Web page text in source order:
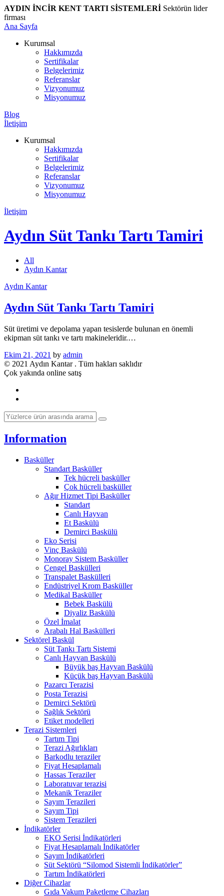
AYDIN İNCİR KENT TARTI SİSTEMLERİ Sektörün lider
firması
Ana Sayfa
Kurumsal
Hakkımızda
Sertifikalar
Belgelerimiz
Referanslar
Vizyonumuz
Misyonumuz
Blog
İletişim
Kurumsal
Hakkımızda
Sertifikalar
Belgelerimiz
Referanslar
Vizyonumuz
Misyonumuz
İletişim
Aydın Süt Tankı Tartı Tamiri
All
Aydın Kantar
Aydın Kantar
Aydın Süt Tankı Tartı Tamiri
Süt üretimi ve depolama yapan tesislerde bulunan en önemli
ekipman süt tankı ve tartı makineleridir.…
Ekim 21, 2021 by admin
© 2021 Aydın Kantar . Tüm hakları saklıdır
Çok yakında online satış
Information
Basküller
Standart Basküller
Tek hücreli basküller
Çok hücreli basküller
Ağır Hizmet Tipi Basküller
Standart
Canlı Hayvan
Et Baskülü
Demirci Baskülü
Eko Serisi
Vinç Baskülü
Monoray Sistem Basküller
Çengel Baskülleri
Transpalet Baskülleri
Endüstriyel Krom Basküller
Medikal Basküller
Bebek Baskülü
Diyaliz Baskülü
Özel İmalat
Arabalı Hal Baskülleri
Sektörel Baskül
Süt Tankı Tartı Sistemi
Canlı Hayvan Baskülü
Büyük baş Hayvan Baskülü
Küçük baş Hayvan Baskülü
Pazarcı Terazisi
Posta Terazisi
Demirci Sektörü
Sağlık Sektörü
Etiket modelleri
Terazi Sistemleri
Tartım Tipi
Terazi Ağırlıkları
Barkodlu teraziler
Fiyat Hesaplamalı
Hassas Teraziler
Laboratuvar terazisi
Mekanik Teraziler
Sayım Terazileri
Sayım Tipi
Sistem Terazileri
İndikatörler
EKO Serisi İndikatörleri
Fiyat Hesaplamalı İndikatörler
Sayım İndikatörleri
Süt Sektörü “Silomod Sistemli İndikatörler”
Tartım İndikatörleri
Diğer Cihazlar
Gıda Vakum Paketleme Cihazları